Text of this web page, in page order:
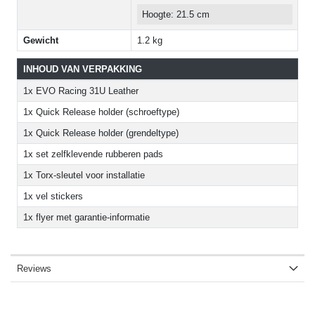
Hoogte: 21.5 cm
Gewicht 1.2 kg
INHOUD VAN VERPAKKING
1x EVO Racing 31U Leather
1x Quick Release holder (schroeftype)
1x Quick Release holder (grendeltype)
1x set zelfklevende rubberen pads
1x Torx-sleutel voor installatie
1x vel stickers
1x flyer met garantie-informatie
Reviews